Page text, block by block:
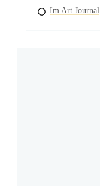
Im Art Journal